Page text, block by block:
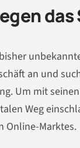
an und
Um mit
Weg
Online-Marktes.